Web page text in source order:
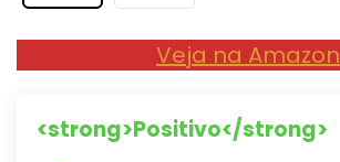
Veja na Amazon
<strong>Positivo</strong>